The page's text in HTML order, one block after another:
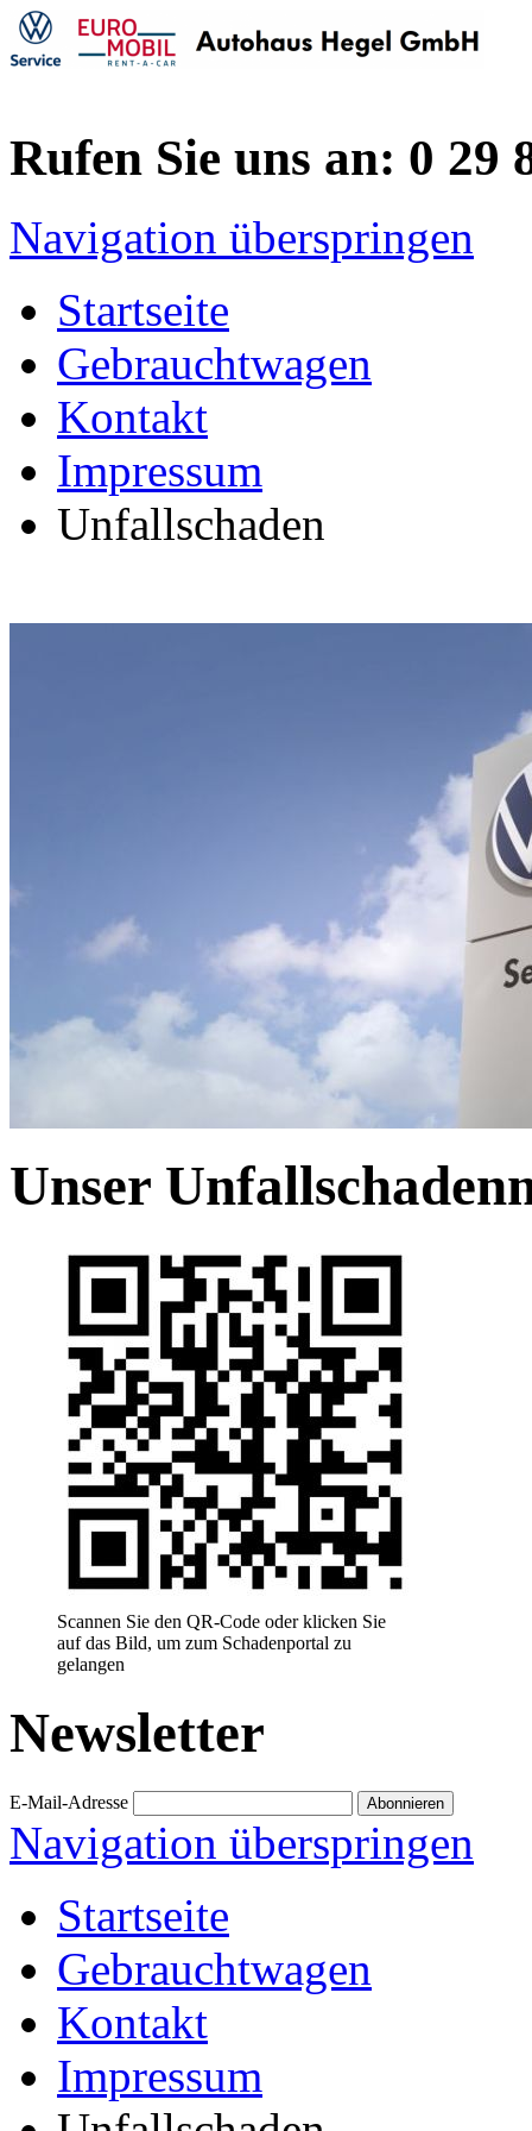
Rufen Sie uns an: 0 29
Navigation überspringen
Startseite
Gebrauchtwagen
Kontakt
Impressum
Unfallschaden
Unser
Scannen Sie den QR-Code oder klicken Sie
auf das Bild, um zum Schadenportal zu
gelangen
Newsletter
E-Mail-Adresse
Navigation überspringen
Startseite
Gebrauchtwagen
Kontakt
Impressum